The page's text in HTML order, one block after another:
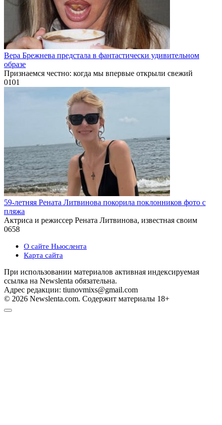
Вера Брежнева предстала в фантастически удивительном
образе
Признаемся честно: когда мы впервые открыли свежий
0101
59-летняя Рената Литвинова покорила поклонников фото с
пляжа
Актриса и режиссер Рената Литвинова, известная своим
0658
О сайте Ньюслента
Карта сайта
При использовании материалов активная индексируемая
ссылка на Newslenta обязательна.
Адрес редакции: tiunovmixs@gmail.com
© 2026 Newslenta.com. Содержит материалы 18+